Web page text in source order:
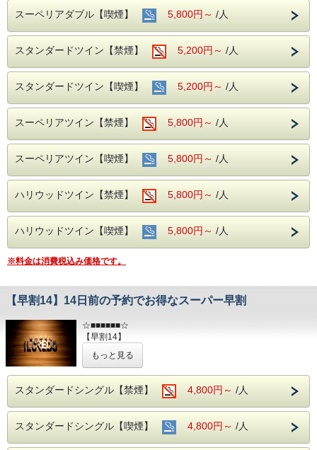
【駐車場のご案内】
＊当ホテルの専用駐車場はございませんが有料駐車場との契
約をしております。
①ホテル隣接契約駐車場
営業時間 7：00～23：00 制限 車高155cm以下、車幅185cm
以内
ホテル横の路地を入って左手にございます。
※注意※ こちらの駐車場への道路は、午後５時～午後９時
まで車両通行規制がございます。
②名鉄協商【岐阜第２】24時間営業 車高220cm以下
③安田商事パーキング 24時間営業 車高220cm以下
宿泊駐車券（1泊）￥1，000をフロントで販売いたしており
ます。
（注1）①の駐車場は営業時間外の入出庫ができません。
（注2）②、③の駐車場は自動精算機式の為、入出庫の都度
（注3）バス／トラック／バイクは駐車スペースがございま
スーペリアダブル【喫煙】 5,800円～ /人
スタンダードツイン【禁煙】 5,200円～ /人
スタンダードツイン【喫煙】 5,200円～ /人
スーペリアツイン【禁煙】 5,800円～ /人
スーペリアツイン【喫煙】 5,800円～ /人
ハリウッドツイン【禁煙】 5,800円～ /人
ハリウッドツイン【喫煙】 5,800円～ /人
※料金は消費税込み価格です。
【早割14】14日前の予約でお得なスーパー早割
☆■■■■■■☆
【早割14】
14日前までに予定が決まっていれば【早割14】がオススメ♪
イルクレド岐阜のシックなデザインで落ちついた客室が寛ぎ
もっと見る
スタンダードシングル【禁煙】 4,800円～ /人
スタンダードシングル【喫煙】 4,800円～ /人